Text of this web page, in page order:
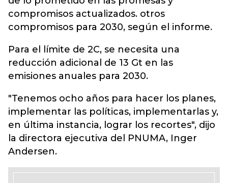
compromisos actualizados. otros
compromisos para 2030, según el informe.
Para el límite de 2C, se necesita una
reducción adicional de 13 Gt en las
emisiones anuales para 2030.
"Tenemos ocho años para hacer los planes,
implementar las políticas, implementarlas y,
en última instancia, lograr los recortes", dijo
la directora ejecutiva del PNUMA, Inger
Andersen.